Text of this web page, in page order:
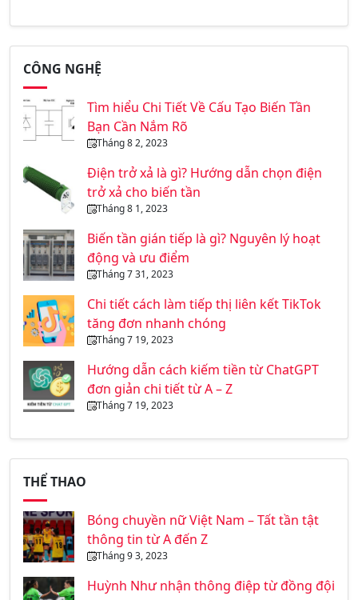
CÔNG NGHỆ
Tìm hiểu Chi Tiết Về Cấu Tạo Biến Tần
Bạn Cần Nắm Rõ
Tháng 8 2, 2023
Điện trở xả là gì? Hướng dẫn chọn điện
trở xả cho biến tần
Tháng 8 1, 2023
Biến tần gián tiếp là gì? Nguyên lý hoạt
động và ưu điểm
Tháng 7 31, 2023
Chi tiết cách làm tiếp thị liên kết TikTok
tăng đơn nhanh chóng
Tháng 7 19, 2023
Hướng dẫn cách kiếm tiền từ ChatGPT
đơn giản chi tiết từ A – Z
Tháng 7 19, 2023
THỂ THAO
Bóng chuyền nữ Việt Nam – Tất tần tật
thông tin từ A đến Z
Tháng 9 3, 2023
Huỳnh Như nhận thông điệp từ đồng đội